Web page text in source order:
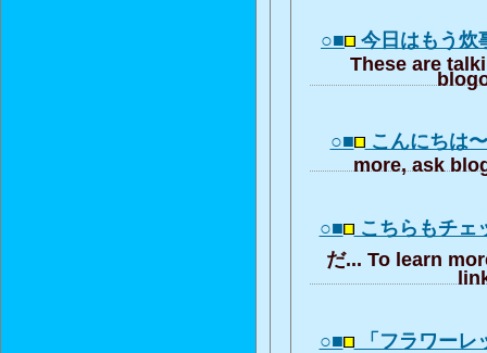
○■ 今日はもう
These are
○■ こんにちは
more, ask
○■ こちらもチ
だ... To learn
○■ 「フラワー